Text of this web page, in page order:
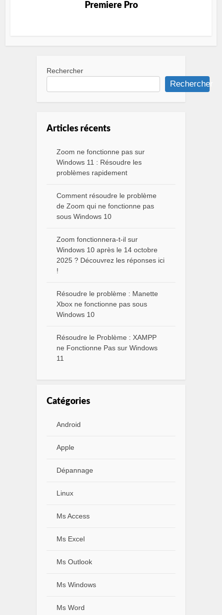
Premiere Pro
Rechercher
Rechercher
Articles récents
Zoom ne fonctionne pas sur
Windows 11 : Résoudre les
problèmes rapidement
Comment résoudre le problème
de Zoom qui ne fonctionne pas
sous Windows 10
Zoom fonctionnera-t-il sur
Windows 10 après le 14 octobre
2025 ? Découvrez les réponses ici
!
Résoudre le problème : Manette
Xbox ne fonctionne pas sous
Windows 10
Résoudre le Problème : XAMPP
ne Fonctionne Pas sur Windows
11
Catégories
Android
Apple
Dépannage
Linux
Ms Access
Ms Excel
Ms Outlook
Ms Windows
Ms Word